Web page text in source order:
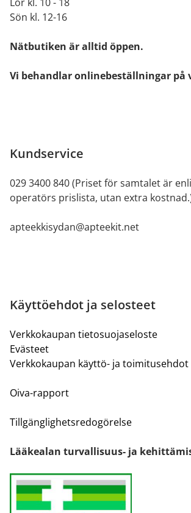
Sön kl. 12-16
Nätbutiken är alltid öppen.
Vi behandlar onlinebeställningar på
Kundservice
029 3400 840 (Priset för samtalet är
operatörs prislista, utan extra
apteekkisydan@apteekit.net
Käyttöehdot ja selosteet
Verkkokaupan tietosuojaseloste
Evästeet
Verkkokaupan käyttö- ja toimitusehdot
Oiva-rapport
Tillgänglighetsredogörelse
Lääkealan turvallisuus- ja